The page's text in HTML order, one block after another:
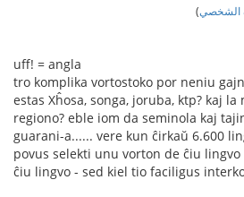
الشخصي)
uff! = angla
tro komplika vortostoko por neniu
estas Xĥosa, songa, joruba, ktp? kaj
regiono? eble iom da seminola kaj
guarani-a...... vere kun ĉirkaŭ 6.600
povus selekti unu vorton de ĉiu
ĉiu lingvo - sed kiel tio faciligus